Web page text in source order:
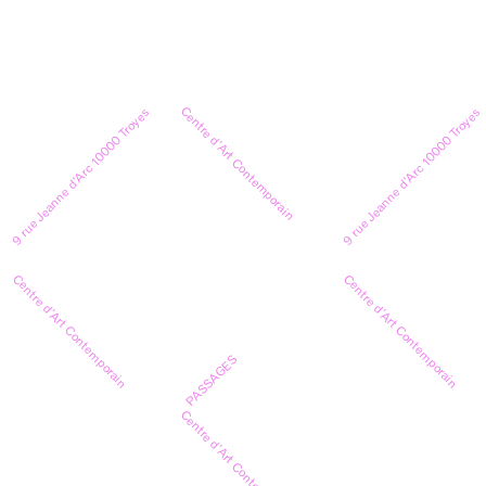
9 rue Jeanne d’Arc 10000 Troyes
Centre d’Art Contemporain
Centre d’Art Contemporain
PASSAGES
9 rue Jeanne d’Arc 10000 Troyes
Centre d’Art Contemporain